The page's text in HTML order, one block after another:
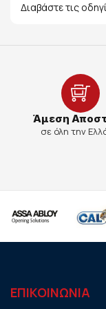
Διαβάστε τις
Άμεση
σε όλη την
ΕΠΙΚΟΙΝΩΝΙΑ